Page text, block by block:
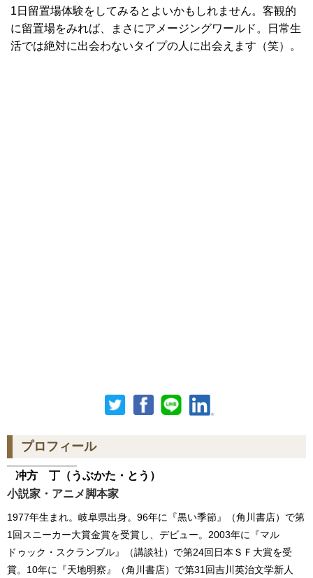
1日留置場体験をしてみるとよいかもしれません。客観的
に留置場をみれば、まさにアメージングワールド。日常生
活では絶対に出会わないタイプの人に出会えます（笑）。
プロフィール
冲方 丁 （うぶかた・とう）
小説家・アニメ脚本家
1977年生まれ。岐阜県出身。96年に『黒い季節』（角川書店）で第
1回スニーカー大賞金賞を受賞し、デビュー。2003年に『マル
ドゥック・スクランブル』（講談社）で第24回日本ＳＦ大賞を受
賞。10年に『天地明察』（角川書店）で第31回吉川英治文学新人